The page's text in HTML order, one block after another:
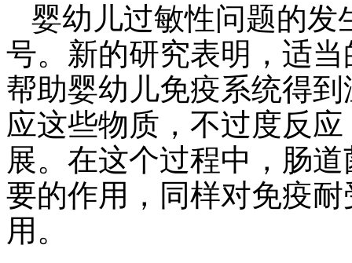
婴幼儿过敏性问题的发
号。新的研究表明，适
帮助婴幼儿免疫系统得
应这些物质，不过度反
展。在这个过程中，肠
要的作用，同样对免疫
用。